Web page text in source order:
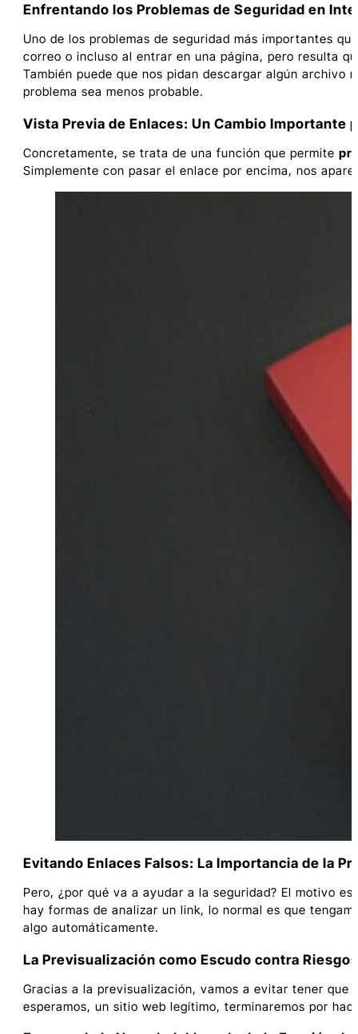
Enfrentando los Problemas de Seguridad en
Uno de los problemas de seguridad más importantes
correo o incluso al entrar en una página, pero resulta
También puede que nos pidan descargar algún archivo
problema sea menos probable.
Vista Previa de Enlaces: Un Cambio Importante
Concretamente, se trata de una función que permite
Simplemente con pasar el enlace por encima, nos
Evitando Enlaces Falsos: La Importancia de la
Pero, ¿por qué va a ayudar a la seguridad? El motivo
hay formas de analizar un link, lo normal es que
algo automáticamente.
La Previsualización como Escudo contra
Gracias a la previsualización, vamos a evitar tener
esperamos, un sitio web legítimo, terminaremos por